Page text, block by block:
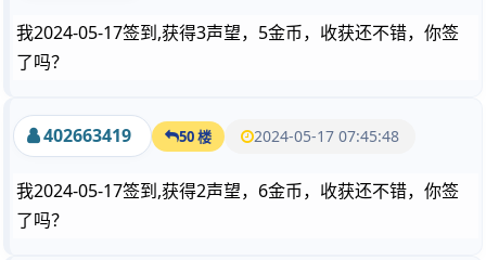
我2024-05-17签到,获得3声望，5金币，收获还不错，你签
了吗？
402663419 50 楼 2024-05-17 07:45:48
我2024-05-17签到,获得2声望，6金币，收获还不错，你签
了吗？